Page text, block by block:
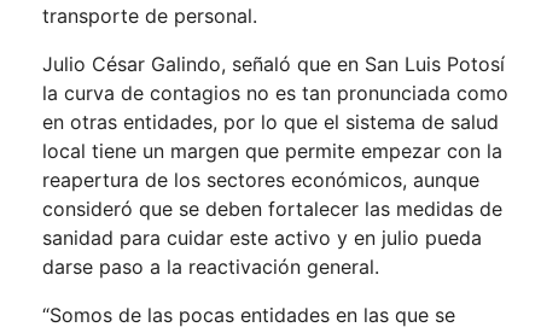
transporte de personal.
Julio César Galindo, señaló que en San Luis Potosí
la curva de contagios no es tan pronunciada como
en otras entidades, por lo que el sistema de salud
local tiene un margen que permite empezar con la
reapertura de los sectores económicos, aunque
consideró que se deben fortalecer las medidas de
sanidad para cuidar este activo y en julio pueda
darse paso a la reactivación general.
“Somos de las pocas entidades en las que se